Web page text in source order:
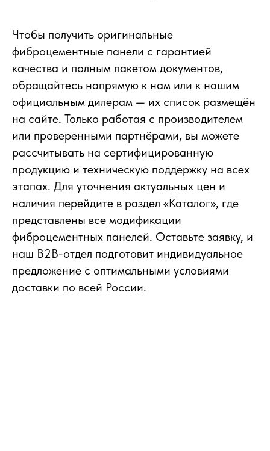
Чтобы получить оригинальные
фиброцементные панели с гарантией
качества и полным пакетом документов,
обращайтесь напрямую к нам или к нашим
официальным дилерам — их список размещён
на сайте. Только работая с производителем
или проверенными партнёрами, вы можете
рассчитывать на сертифицированную
продукцию и техническую поддержку на всех
этапах. Для уточнения актуальных цен и
наличия перейдите в раздел «Каталог», где
представлены все модификации
фиброцементных панелей. Оставьте заявку, и
наш B2B-отдел подготовит индивидуальное
предложение с оптимальными условиями
доставки по всей России.